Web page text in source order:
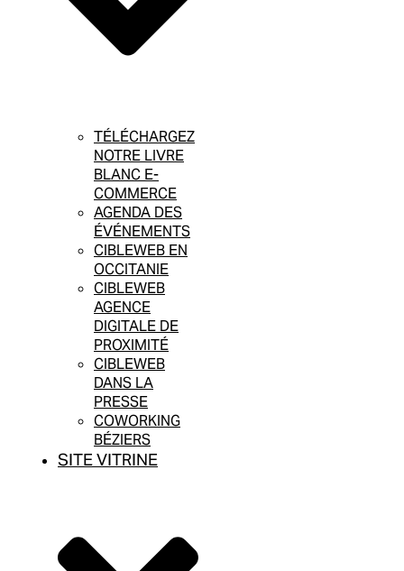
TÉLÉCHARGEZ
NOTRE LIVRE
BLANC E-
COMMERCE
AGENDA DES
ÉVÉNEMENTS
CIBLEWEB EN
OCCITANIE
CIBLEWEB
AGENCE
DIGITALE DE
PROXIMITÉ
CIBLEWEB
DANS LA
PRESSE
COWORKING
BÉZIERS
SITE VITRINE